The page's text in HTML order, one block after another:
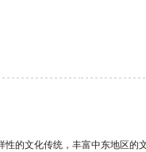
性的文化传统，丰富中东地区的